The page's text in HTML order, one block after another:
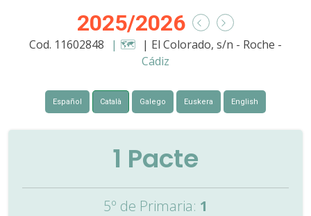
2025/2026
Cod. 11602848 | 🗺️ | El Colorado, s/n - Roche -
Cádiz
Español Català Galego Euskera English
1 Pacte
5º de Primaria: 1